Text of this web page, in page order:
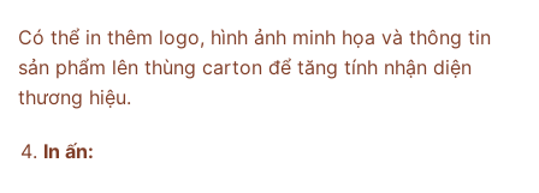
Có thể in thêm logo, hình ảnh minh họa và thông tin
sản phẩm lên thùng carton để tăng tính nhận diện
thương hiệu.
In ấn: